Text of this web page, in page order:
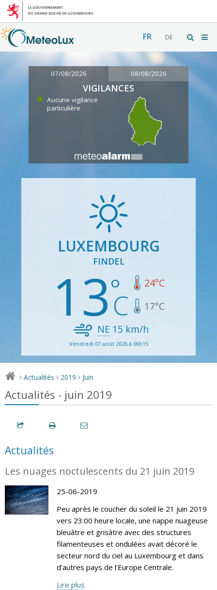
FR DE
07/08/2026 08/08/2026
VIGILANCES
Aucune vigilance
particulière
LUXEMBOURG
FINDEL
13 24°C
17°C
NE 15 km/h
Vendredi 07 août 2026 à 06h15
> Actualités > 2019 > Juin
Actualités - juin 2019
Actualités
Les nuages noctulescents du 21 juin 2019
25-06-2019
Peu après le coucher du soleil le 21 juin 2019
vers 23:00 heure locale, une nappe nuageuse
bleuâtre et grisâtre avec des structures
filamenteuses et ondulées avait décoré le
secteur nord du ciel au Luxembourg et dans
d’autres pays de l’Europe Centrale.
Lire plus